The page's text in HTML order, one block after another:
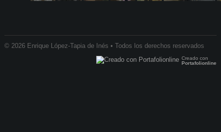
© 2026 Enrique López-Tapia de Inés • Todos los derechos reservados
Creado con
Portafolionline